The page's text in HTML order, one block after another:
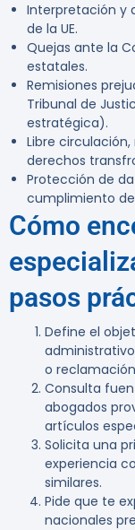
Interpretación y
de la UE.
Quejas ante la
estatales.
Remisiones
Tribunal de
estratégica).
Libre
derechos
Protección de
cumplimiento del
Cómo
pasos
Define el
o
Consulta
abogados
artículos
Solicita una
experiencia
similares.
Pide que te
nacionales